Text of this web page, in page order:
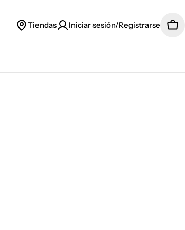
Tiendas Iniciar sesión/Registrarse